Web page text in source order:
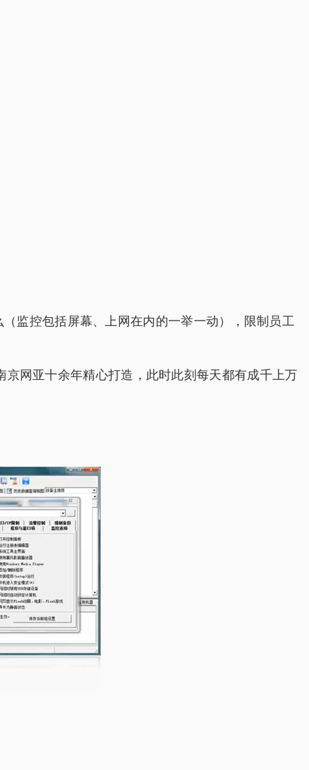
监控包括屏幕、上网在内的一举一动），限制员工
网亚十余年精心打造，此时此刻每天都有成千上万